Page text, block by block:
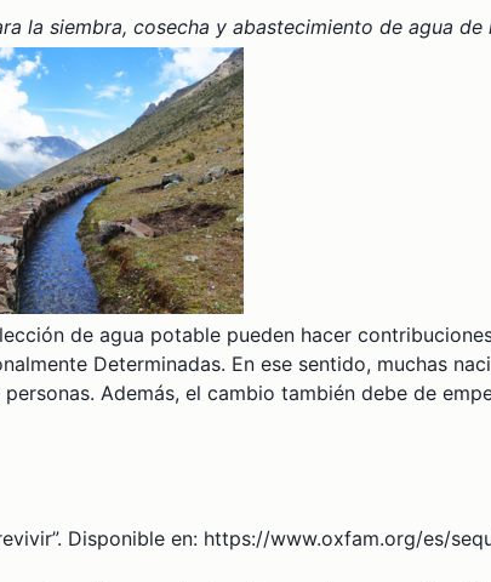
la siembra, cosecha y abastecimiento de agua de
de agua potable pueden hacer
Determinadas. En ese sentido, muchas
Además, el cambio también debe de
Disponible en: https://www.oxfam.org/es/